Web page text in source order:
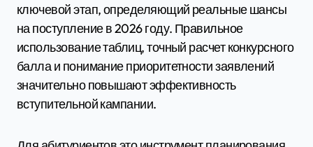
ключевой этап, определяющий реальные шансы
на поступление в 2026 году. Правильное
использование таблиц, точный расчет конкурсного
балла и понимание приоритетности заявлений
значительно повышают эффективность
вступительной кампании.